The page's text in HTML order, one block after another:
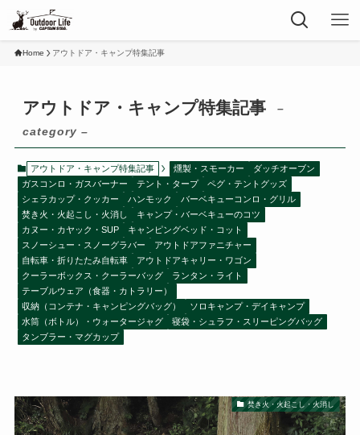
Home アウトドア・キャンプ特集記事
アウトドア・キャンプ特集記事
–
category –
アウトドア・キャンプ特集記事 燻製・スモーカー
ダッチオーブン
ガスコンロ・ガスバーナー
テント・タープ
ペグ・テントグッズ
シェラカップ・クッカー
ハンモック
バーベキューコンロ・グリル
焚き火・火起こし・火消し
キャンプ・バーベキューのコツ
カヌー・カヤック・SUP
キャンピングベッド・コット
スノーシュー・スノーグラバー
アウトドアファニチャー
自転車・折りたたみ自転車
アウトドアキャリー・ワゴン
クーラーボックス・クーラーバッグ
ランタン・ライト
テーブルウェア（食器・カトラリー）
収納（コンテナ・キャンピングバッグ）
ソロキャンプ・デイキャンプ
水筒（ボトル）・ウォータージャグ
寝袋・シュラフ・スリーピングバッグ
タンブラー・マグカップ
焚き火・火起こし・火消し